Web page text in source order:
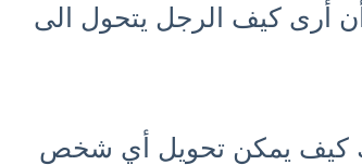
أرى كيف الرجل يتحول الى
كيف يمكن تحويل أي شخص